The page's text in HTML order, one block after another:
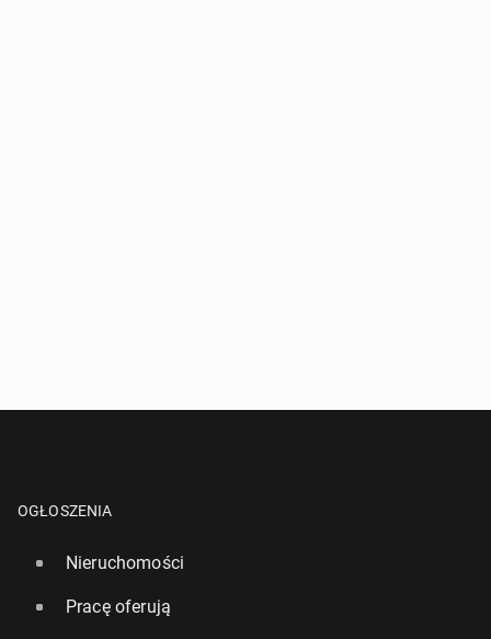
OGŁOSZENIA
Nieruchomości
Pracę oferują